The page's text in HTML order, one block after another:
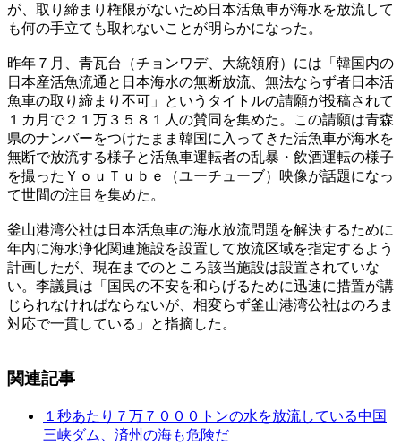
が、取り締まり権限がないため日本活魚車が海水を放流して
も何の手立ても取れないことが明らかになった。
昨年７月、青瓦台（チョンワデ、大統領府）には「韓国内の
日本産活魚流通と日本海水の無断放流、無法ならず者日本活
魚車の取り締まり不可」というタイトルの請願が投稿されて
１カ月で２１万３５８１人の賛同を集めた。この請願は青森
県のナンバーをつけたまま韓国に入ってきた活魚車が海水を
無断で放流する様子と活魚車運転者の乱暴・飲酒運転の様子
を撮ったＹｏｕＴｕｂｅ（ユーチューブ）映像が話題になっ
て世間の注目を集めた。
釜山港湾公社は日本活魚車の海水放流問題を解決するために
年内に海水浄化関連施設を設置して放流区域を指定するよう
計画したが、現在までのところ該当施設は設置されていな
い。李議員は「国民の不安を和らげるために迅速に措置が講
じられなければならないが、相変らず釜山港湾公社はのろま
対応で一貫している」と指摘した。
関連記事
１秒あたり７万７０００トンの水を放流している中国
三峡ダム、済州の海も危険だ